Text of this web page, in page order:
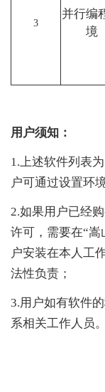
3
并行编
境
用户须知：
1.上述软件列表
户可通过设置环
2.如果用户已经
许可，需要在“嵩
户安装在本人工
法性负责；
3.用户如有软件
系相关工作人员。